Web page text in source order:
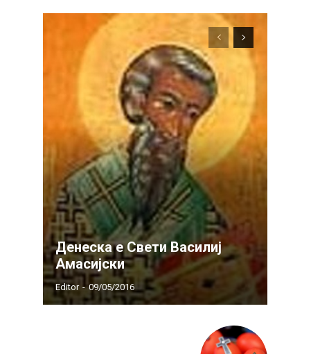
Денеска е Свети Василиј
Амасијски
Editor - 09/05/2016